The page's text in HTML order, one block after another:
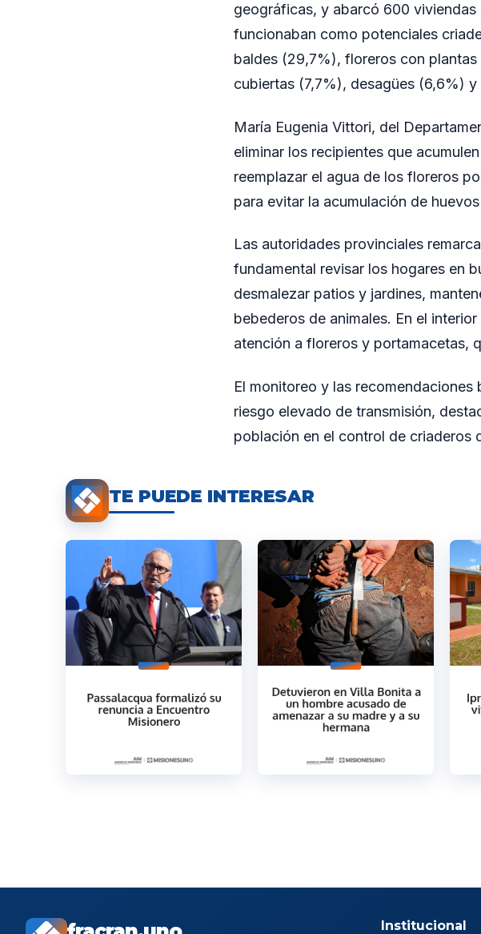
geográficas, y abarcó 600
funcionaban como potenciales
baldes (29,7%), floreros con
cubiertas (7,7%), desagües (6,6%)
María Eugenia Vittori, del
eliminar los recipientes que
reemplazar el agua de los floreros
para evitar la acumulación de
Las autoridades provinciales
fundamental revisar los hogares en
desmalezar patios y jardines,
bebederos de animales. En el
atención a floreros y portamacetas,
El monitoreo y las
riesgo elevado de transmisión,
población en el control de criaderos
TE PUEDE INTERESAR
Institucional